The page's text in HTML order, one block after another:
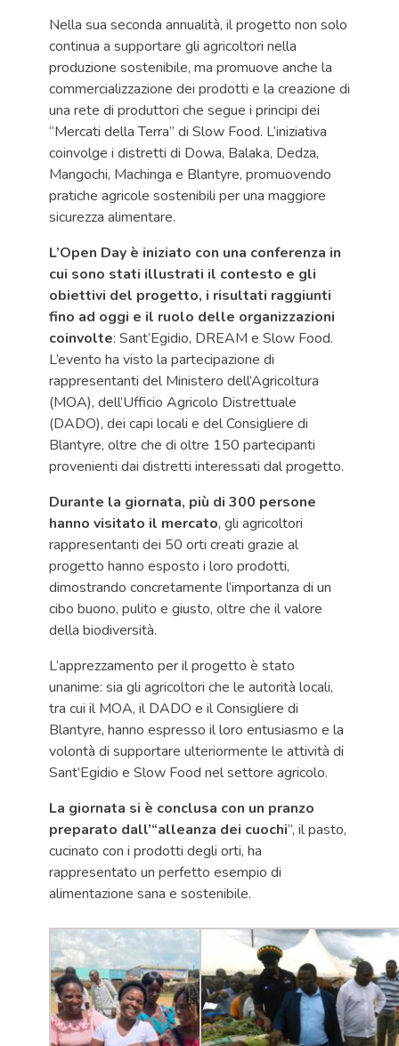
Nella sua seconda annualità, il progetto non solo
continua a supportare gli agricoltori nella
produzione sostenibile, ma promuove anche la
commercializzazione dei prodotti e la creazione di
una rete di produttori che segue i principi dei
“Mercati della Terra” di Slow Food. L’iniziativa
coinvolge i distretti di Dowa, Balaka, Dedza,
Mangochi, Machinga e Blantyre, promuovendo
pratiche agricole sostenibili per una maggiore
sicurezza alimentare.
L’Open Day è iniziato con una conferenza in
cui sono stati illustrati il contesto e gli
obiettivi del progetto, i risultati raggiunti
fino ad oggi e il ruolo delle organizzazioni
coinvolte: Sant’Egidio, DREAM e Slow Food.
L’evento ha visto la partecipazione di
rappresentanti del Ministero dell’Agricoltura
(MOA), dell’Ufficio Agricolo Distrettuale
(DADO), dei capi locali e del Consigliere di
Blantyre, oltre che di oltre 150 partecipanti
provenienti dai distretti interessati dal progetto.
Durante la giornata, più di 300 persone
hanno visitato il mercato, gli agricoltori
rappresentanti dei 50 orti creati grazie al
progetto hanno esposto i loro prodotti,
dimostrando concretamente l’importanza di un
cibo buono, pulito e giusto, oltre che il valore
della biodiversità.
L’apprezzamento per il progetto è stato
unanime: sia gli agricoltori che le autorità locali,
tra cui il MOA, il DADO e il Consigliere di
Blantyre, hanno espresso il loro entusiasmo e la
volontà di supportare ulteriormente le attività di
Sant’Egidio e Slow Food nel settore agricolo.
La giornata si è conclusa con un pranzo
preparato dall’“alleanza dei cuochi”, il pasto,
cucinato con i prodotti degli orti, ha
rappresentato un perfetto esempio di
alimentazione sana e sostenibile.